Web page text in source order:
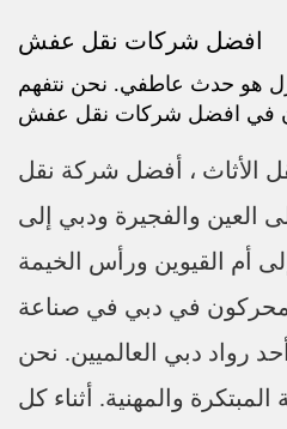
افضل شركات نقل عفش
هو حدث عاطفي. نحن نتفهم
في افضل شركات نقل عفش
الأثاث ، أفضل شركة نقل
العين والفجيرة ودبي إلى
أم القيوين ورأس الخيمة
في دبي في صناعة
رواد دبي العالميين. نحن
والمهنية. أثناء كل